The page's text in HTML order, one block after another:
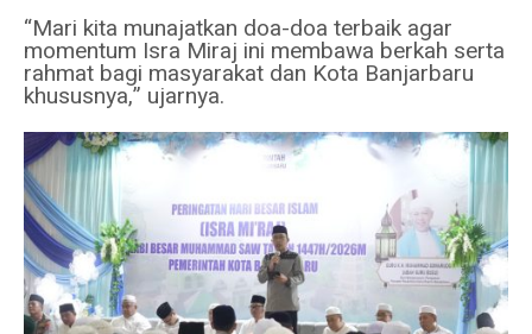
“Mari kita munajatkan doa-doa terbaik agar
momentum Isra Miraj ini membawa berkah serta
rahmat bagi masyarakat dan Kota Banjarbaru
khususnya,” ujarnya.